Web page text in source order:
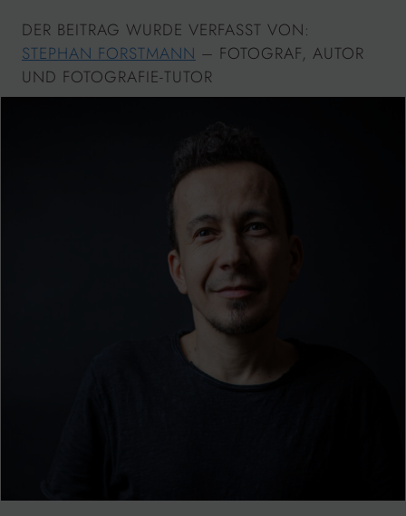
DER BEITRAG WURDE VERFASST VON:
STEPHAN FORSTMANN – FOTOGRAF, AUTOR
UND FOTOGRAFIE-TUTOR